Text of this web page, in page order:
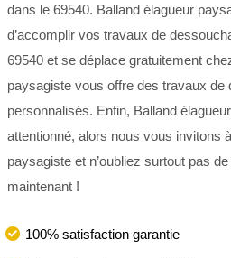
dans le 69540. Balland élagueur
d’accomplir vos travaux de
69540 et se déplace gratuitement
paysagiste vous offre des travaux de
personnalisés. Enfin, Balland
attentionné, alors nous vous invitons
paysagiste et n’oubliez surtout pas
maintenant !
100% satisfaction garantie